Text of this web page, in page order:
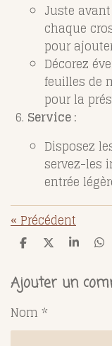
Juste
chaque
pour
Décorez
feuilles de
pour la
Service :
Disposez
servez-les
entrée
«Précédent
P
t
a
e
r
P
t
a
r
P
t
a
r
P
t
a
r
Ajouter un
Nom *